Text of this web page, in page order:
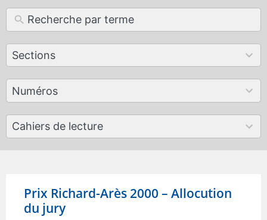
Sections
12
results
Numéros
179
results
Cahiers de lecture
50
results
Prix Richard-Arès 2000 – Allocution
du jury